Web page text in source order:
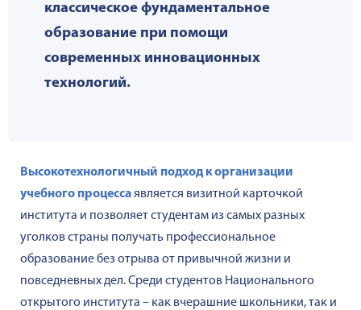
классическое фундаментальное
образование при помощи
современных инновационных
технологий.
Высокотехнологичный подход к организации
учебного процессаявляется визитной карточкой
института и позволяет студентам из самых разных
уголков страны получать профессиональное
образование без отрыва от привычной жизни и
повседневных дел. Среди студентов Национального
открытого института – как вчерашние школьники, так и